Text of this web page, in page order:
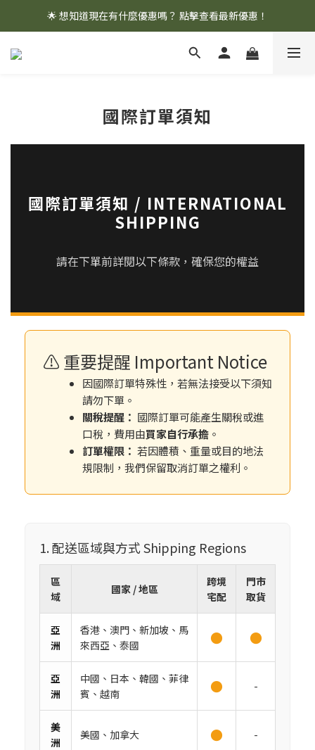
🌟 想知道現在有什麼優惠嗎？ 點擊查看最新優惠！
🌟 想知道現在有什麼優惠嗎？ 點擊查看最新優惠！
全館消費滿 $1,000 即享免運優惠
國際訂單須知
國際訂單須知 / INTERNATIONAL
SHIPPING
請在下單前詳閱以下條款，確保您的權益
⚠️ 重要提醒 Important Notice
因國際訂單特殊性，若無法接受以下須知
請勿下單。
關稅提醒： 國際訂單可能產生關稅或進
口稅，費用由買家自行承擔 。
訂單權限： 若因體積、重量或目的地法
規限制，我們保留取消訂單之權利。
1. 配送區域與方式 Shipping Regions
區
域
國家 / 地區
跨境
宅配
門市
取貨
亞
洲
香港、澳門、新加坡、馬
來西亞、泰國
● ●
亞
洲
中國、日本、韓國、菲律
賓、越南
● -
美
洲
美國、加拿大 ● -